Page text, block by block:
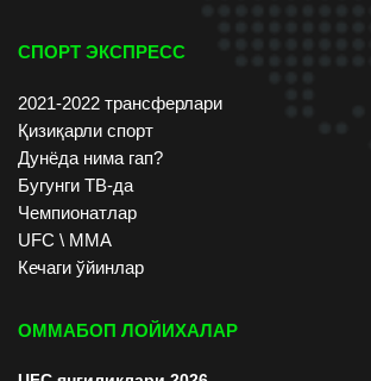
СПОРТ ЭКСПРЕСС
2021-2022 трансферлари
Қизиқарли спорт
Дунёда нима гап?
Бугунги ТВ-да
Чемпионатлар
UFC \ ММА
Кечаги ўйинлар
ОММАБОП ЛОЙИХАЛАР